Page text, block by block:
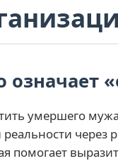
означает
умершего
через
помогает